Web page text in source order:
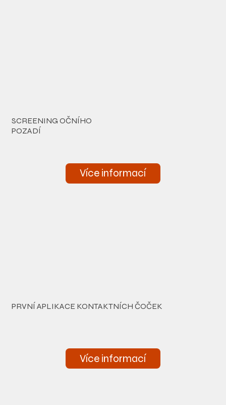
SCREENING OČNÍHO
POZADÍ
Více informací
PRVNÍ APLIKACE KONTAKTNÍCH ČOČEK
Více informací